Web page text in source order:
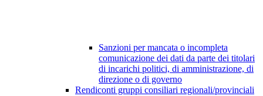
Sanzioni per mancata o incompleta
comunicazione dei dati da parte dei titolari
di incarichi politici, di amministrazione, di
direzione o di governo
Rendiconti gruppi consiliari regionali/provinciali